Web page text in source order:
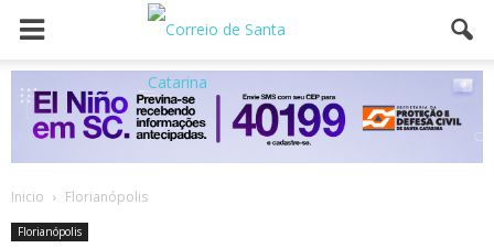
Inicio Florianópolis
Florianópolis